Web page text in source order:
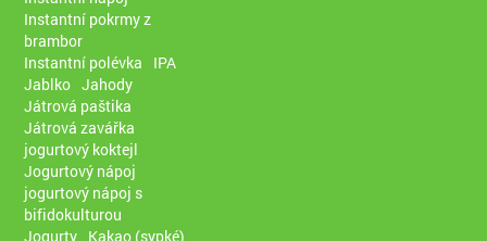
Instantní pokrmy z
brambor
Instantní polévka
IPA
Jablko Jahody
Játrová paštika
Játrová zavářka
jogurtový koktejl
Jogurtový nápoj
jogurtový nápoj s
bifidokulturou
Jogurty Kakao (sypké)